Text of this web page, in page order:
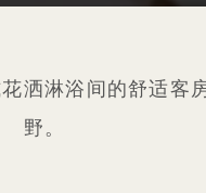
洒淋浴间的舒适客
野。